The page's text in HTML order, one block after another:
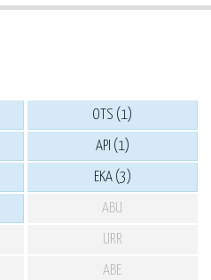
OTS (1)
API (1)
EKA (3)
ABU
URR
ABE